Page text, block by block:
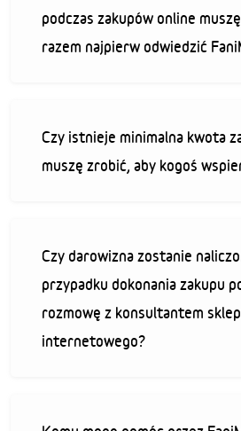
podczas zakupów online
razem najpierw odwiedzić
Czy istnieje minimalna kwota
muszę zrobić, aby kogoś
Czy darowizna zostanie
przypadku dokonania zakupu
rozmowę z konsultantem
internetowego?